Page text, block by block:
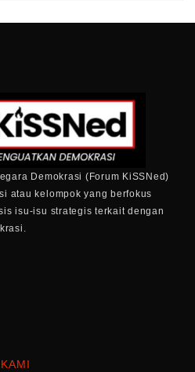
Demokrasi (Forum KiSSNed)
atau kelompok yang berfokus
isu-isu strategis terkait dengan